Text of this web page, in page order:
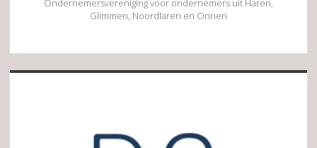
Ondernemersvereniging voor ondernemers uit Haren,
Glimmen, Noordlaren en Onnen